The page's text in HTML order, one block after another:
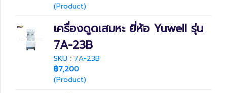
(Product)
เครื่องดูดเสมหะ ยี่ห้อ Yuwell รุ่น
7A-23B
SKU : 7A-23B
฿7,200
(Product)